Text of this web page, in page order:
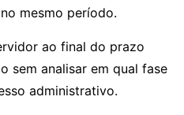
mesmo período.
ao final do prazo
sem analisar em qual fase
administrativo.